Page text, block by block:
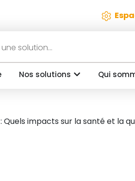
Nos solutions Qui
Quels impacts sur la santé et la